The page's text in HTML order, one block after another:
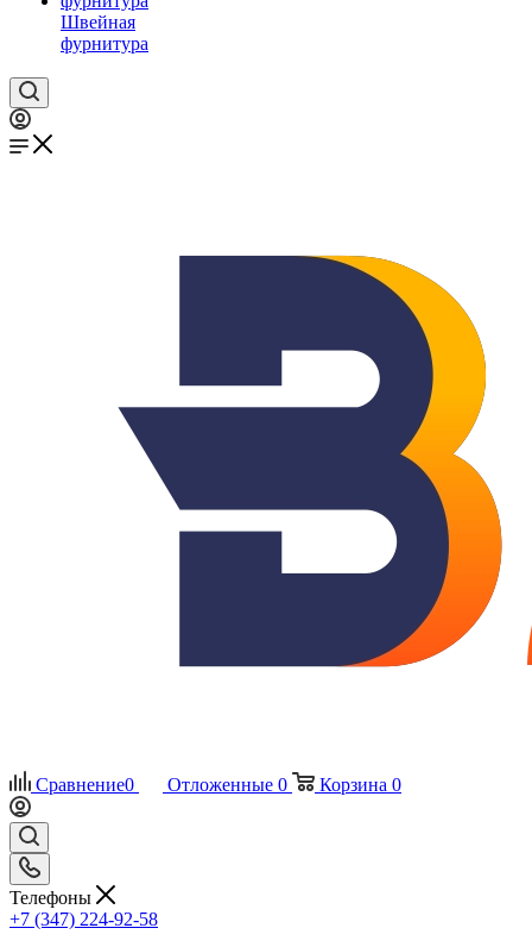
Швейная
фурнитура
Сравнение0 Отложенные 0 Корзина 0
Телефоны
+7 (347) 224-92-58